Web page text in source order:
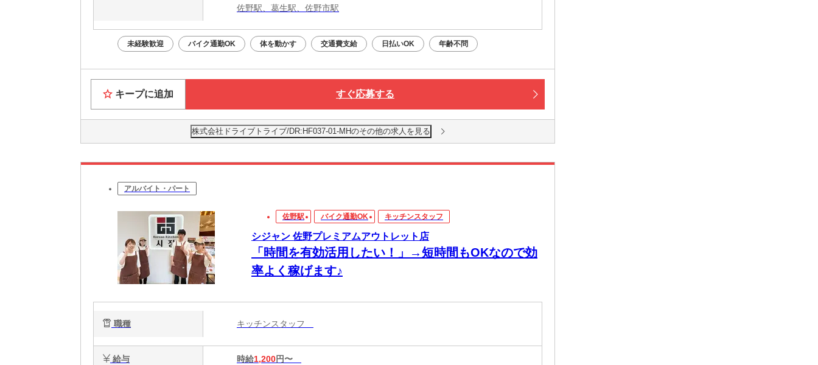
佐野駅、葛生駅、佐野市駅
未経験歓迎 バイク通勤OK 体を動かす 交通費支給 日払いOK 年齢不問
キープに追加 すぐ応募する
株式会社ドライブトライブ/DR:HF037-01-MHのその他の求人を見る
アルバイト・パート
佐野駅 バイク通勤OK キッチンスタッフ
シジャン 佐野プレミアムアウトレット店
「時間を有効活用したい！」→短時間もOKなので効
率よく稼げます♪
職種 キッチンスタッフ
給与 時給1,200円〜